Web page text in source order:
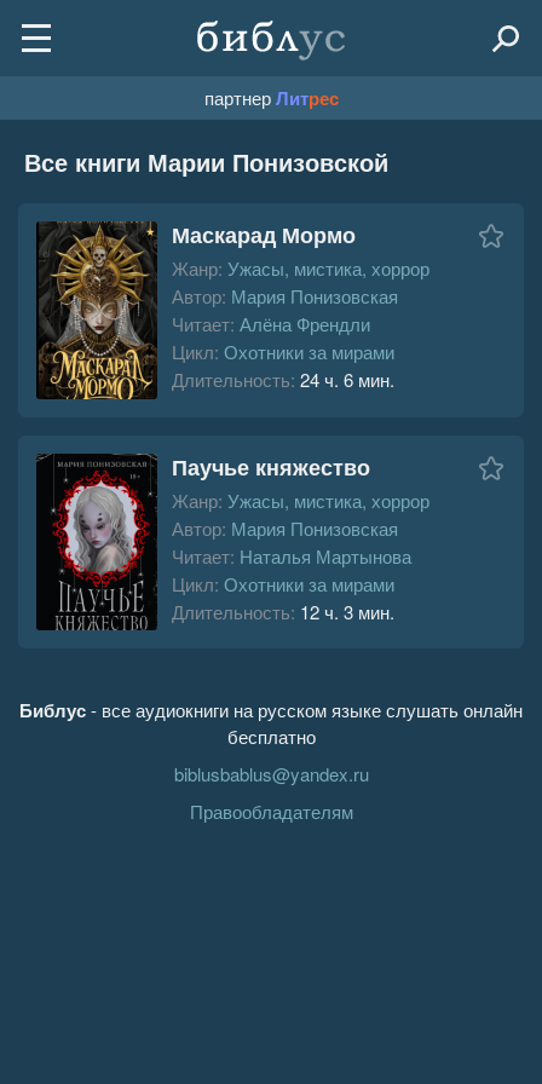
партнерЛитрес
Все книги Марии Понизовской
Маскарад Мормо
Жанр: Ужасы, мистика, хоррор
Автор: Мария Понизовская
Читает: Алёна Френдли
Цикл: Охотники за мирами
Длительность: 24 ч. 6 мин.
Паучье княжество
Жанр: Ужасы, мистика, хоррор
Автор: Мария Понизовская
Читает: Наталья Мартынова
Цикл: Охотники за мирами
Длительность: 12 ч. 3 мин.
Библус- все аудиокниги на русском языке слушать онлайн
бесплатно
biblusbablus@yandex.ru
Правообладателям